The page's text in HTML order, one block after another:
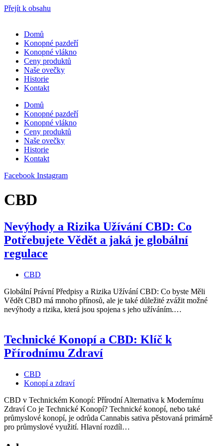
Přejít k obsahu
Domů
Konopné pazdeří
Konopné vlákno
Ceny produktů
Naše ovečky
Historie
Kontakt
Domů
Konopné pazdeří
Konopné vlákno
Ceny produktů
Naše ovečky
Historie
Kontakt
Facebook Instagram
CBD
Nevýhody a Rizika Užívání CBD: Co
Potřebujete Vědět a jaká je globální
regulace
CBD
Globální Právní Předpisy a Rizika Užívání CBD: Co byste Měli
Vědět CBD má mnoho přínosů, ale je také důležité zvážit možné
nevýhody a rizika, která jsou spojena s jeho užíváním.…
Technické Konopí a CBD: Klíč k
Přírodnímu Zdraví
CBD
Konopí a zdraví
CBD v Technickém Konopí: Přírodní Alternativa k Modernímu
Zdraví Co je Technické Konopí? Technické konopí, nebo také
průmyslové konopí, je odrůda Cannabis sativa pěstovaná primárně
pro průmyslové využití. Hlavní rozdíl…